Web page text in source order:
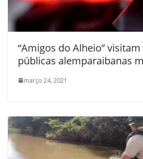
“Amigos do Alheio”
públicas alemparaibanas
março 24, 2021